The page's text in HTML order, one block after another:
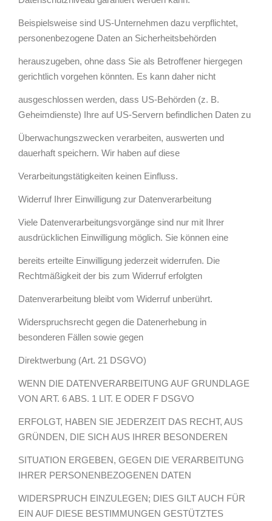
Beispielsweise sind US-Unternehmen dazu verpflichtet,
personenbezogene Daten an Sicherheitsbehörden
herauszugeben, ohne dass Sie als Betroffener hiergegen
gerichtlich vorgehen könnten. Es kann daher nicht
ausgeschlossen werden, dass US-Behörden (z. B.
Geheimdienste) Ihre auf US-Servern befindlichen Daten zu
Überwachungszwecken verarbeiten, auswerten und
dauerhaft speichern. Wir haben auf diese
Verarbeitungstätigkeiten keinen Einfluss.
Widerruf Ihrer Einwilligung zur Datenverarbeitung
Viele Datenverarbeitungsvorgänge sind nur mit Ihrer
ausdrücklichen Einwilligung möglich. Sie können eine
bereits erteilte Einwilligung jederzeit widerrufen. Die
Rechtmäßigkeit der bis zum Widerruf erfolgten
Datenverarbeitung bleibt vom Widerruf unberührt.
Widerspruchsrecht gegen die Datenerhebung in
besonderen Fällen sowie gegen
Direktwerbung (Art. 21 DSGVO)
WENN DIE DATENVERARBEITUNG AUF GRUNDLAGE
VON ART. 6 ABS. 1 LIT. E ODER F DSGVO
ERFOLGT, HABEN SIE JEDERZEIT DAS RECHT, AUS
GRÜNDEN, DIE SICH AUS IHRER BESONDEREN
SITUATION ERGEBEN, GEGEN DIE VERARBEITUNG
IHRER PERSONENBEZOGENEN DATEN
WIDERSPRUCH EINZULEGEN; DIES GILT AUCH FÜR
EIN AUF DIESE BESTIMMUNGEN GESTÜTZTES